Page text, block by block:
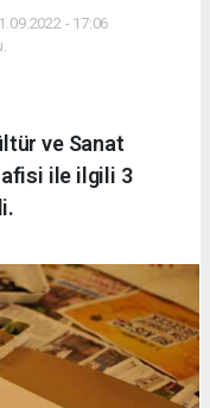
- 17:06
ve Sanat
ile ilgili 3